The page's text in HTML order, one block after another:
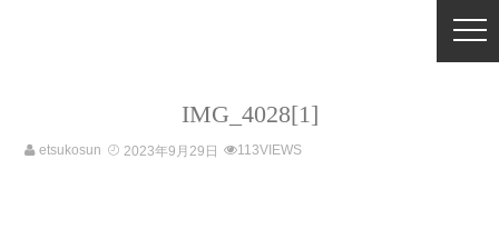
IMG_4028[1]
etsukosun 2023年9月29日 113VIEWS